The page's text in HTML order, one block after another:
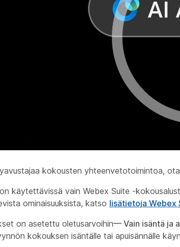
kokousten yhteenvetotoimintoa,
käytettävissä vain Webex Suite -
ominaisuuksista, katso lisätietoja Webex
on asetettu oletusarvoihin— Vain isäntä ja
kokouksen isäntälle tai apuisännälle